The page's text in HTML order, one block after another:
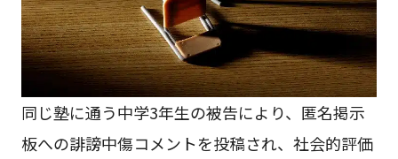
同じ塾に通う中学3年生の被告により、匿名掲示
板への誹謗中傷コメントを投稿され、社会的評価